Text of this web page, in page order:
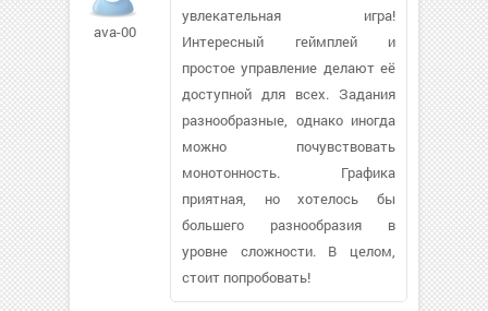
ava-00
увлекательная игра!
Интересный геймплей и
простое управление делают её
доступной для всех. Задания
разнообразные, однако иногда
можно почувствовать
монотонность. Графика
приятная, но хотелось бы
большего разнообразия в
уровне сложности. В целом,
стоит попробовать!